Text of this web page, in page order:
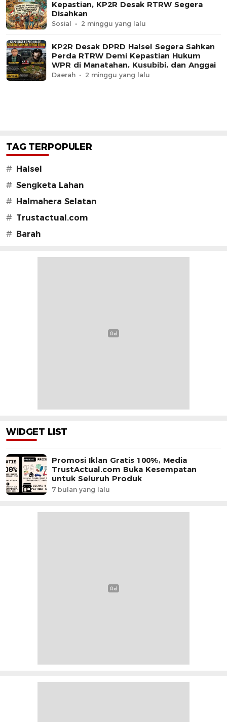
Kepastian, KP2R Desak RTRW Segera
Disahkan
Sosial 2 minggu yang lalu
KP2R Desak DPRD Halsel Segera Sahkan
Perda RTRW Demi Kepastian Hukum
WPR di Manatahan, Kusubibi, dan Anggai
Daerah 2 minggu yang lalu
TAG TERPOPULER
#
Halsel
# Sengketa Lahan
#
Halmahera Selatan
# Trustactual.com
#
Barah
WIDGET LIST
Promosi Iklan Gratis 100%, Media
TrustActual.com Buka Kesempatan
untuk Seluruh Produk
7 bulan yang lalu